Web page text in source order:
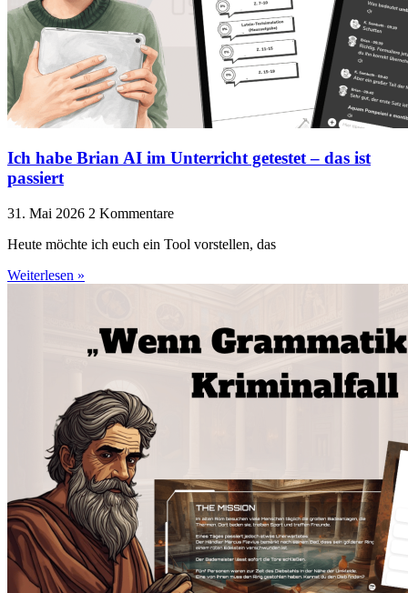
Ich habe Brian AI im Unterricht getestet – das ist
passiert
31. Mai 2026 2 Kommentare
Heute möchte ich euch ein Tool vorstellen, das
Weiterlesen »